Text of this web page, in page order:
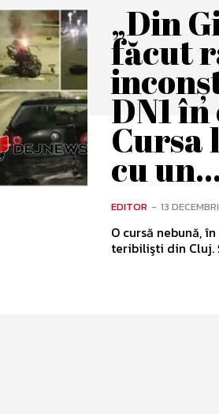
„Din
făcut
DN1
Cursa
cu un...
EDITOR - 13
O cursă nebună,
teribilişti din Cluj.